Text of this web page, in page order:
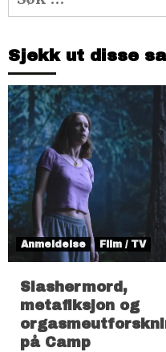
etter:
Sjekk ut disse
Anmeldelse Film / TV
Slashermord,
metafiksjon og
på Camp